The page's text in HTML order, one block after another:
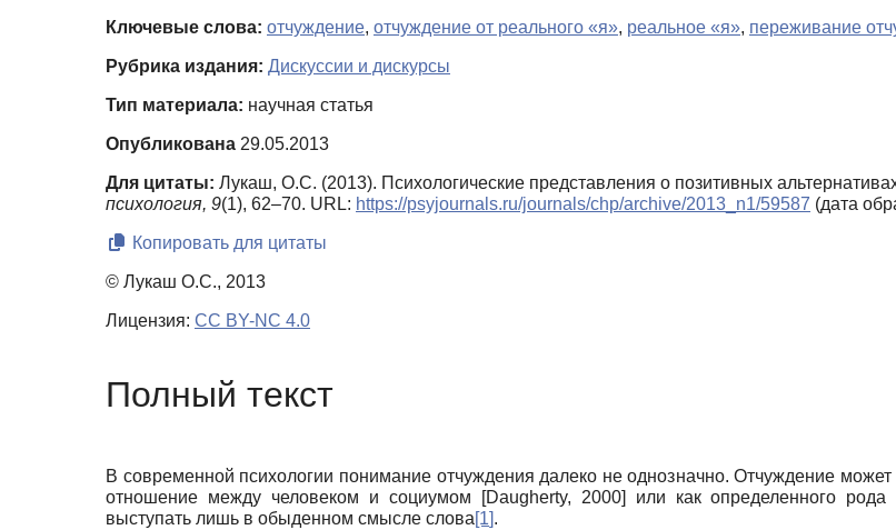
Ключевые слова: отчуждение, отчуждение от реального «я», реальное «я», переживание
Рубрика издания: Дискуссии и дискурсы
Тип материала: научная статья
Опубликована 29.05.2013
Для цитаты: Лукаш, О.С. (2013). Психологические представления о позитивных
психология, 9(1), 62–70. URL: https://psyjournals.ru/journals/chp/archive/2013_n1/59587 (дата
Копировать для цитаты
© Лукаш О.С., 2013
Лицензия: CC BY-NC 4.0
Полный текст
В современной психологии понимание отчуждения далеко не однозначно. Отчуждение
отношение между человеком и социумом
[Daugherty, 2000] или как определенного рода
выступать лишь в обыденном смысле слова[1].